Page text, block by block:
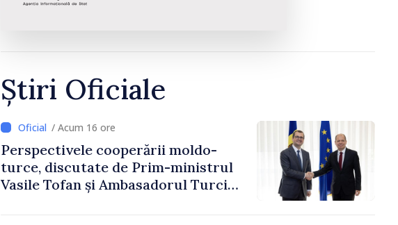
Știri Oficiale
/ Acum 16 ore
Perspectivele cooperării moldo-
turce, discutate de Prim-ministrul
Vasile Tofan și Ambasadorul Turciei,